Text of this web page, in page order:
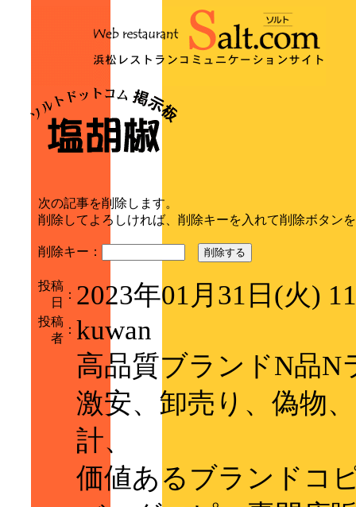
次の記事を削除します。
削除してよろしければ、削除キーを入れて削除ボタン
削除キー： 削除する
投稿
日
： 2023年01月31日(火)
投稿
者
： kuwan
高品質ブランドN品N
激安、卸売り、偽物
計、
価値あるブランドコ